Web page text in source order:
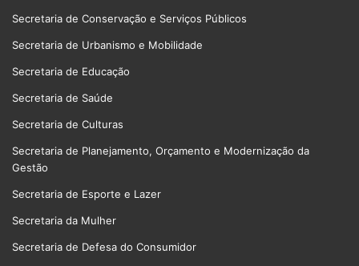
Secretaria de Conservação e Serviços Públicos
Secretaria de Urbanismo e Mobilidade
Secretaria de Educação
Secretaria de Saúde
Secretaria de Culturas
Secretaria de Planejamento, Orçamento e Modernização da
Gestão
Secretaria de Esporte e Lazer
Secretaria da Mulher
Secretaria de Defesa do Consumidor